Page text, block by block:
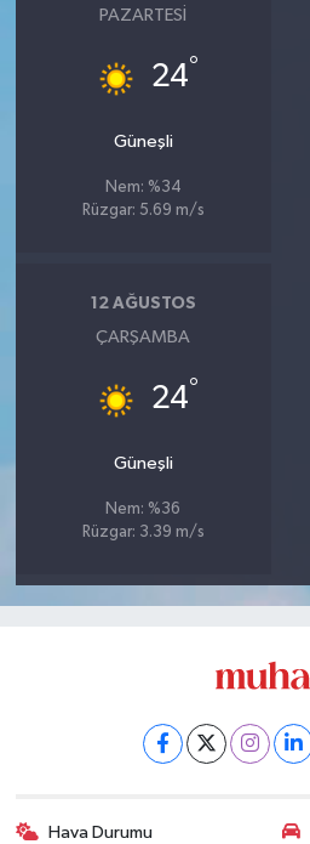
PAZARTESI
24°
Güneşli
Nem: %34
Rüzgar: 5.69 m/s
12 AĞUSTOS
ÇARŞAMBA
24°
Güneşli
Nem: %36
Rüzgar: 3.39 m/s
Hava Durumu